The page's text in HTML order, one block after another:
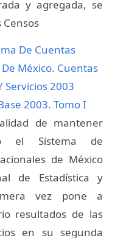
y agregada, se
De Cuentas
México. Cuentas
Servicios 2003
2003. Tomo I
de mantener
el Sistema de
de México
de Estadística y
vez pone a
resultados de las
en su segunda